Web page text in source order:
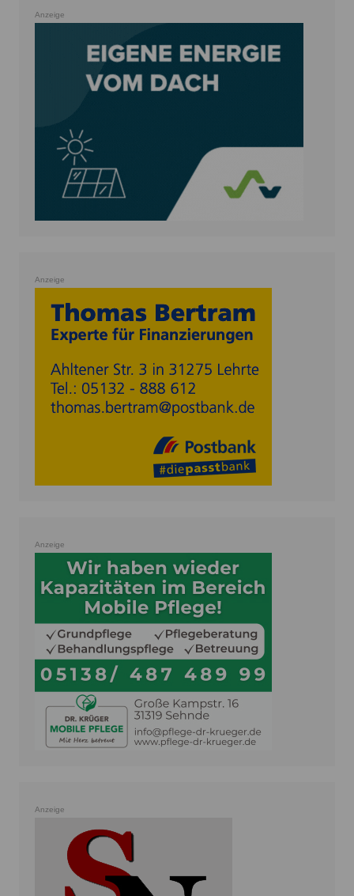
Anzeige
Anzeige
Anzeige
Anzeige